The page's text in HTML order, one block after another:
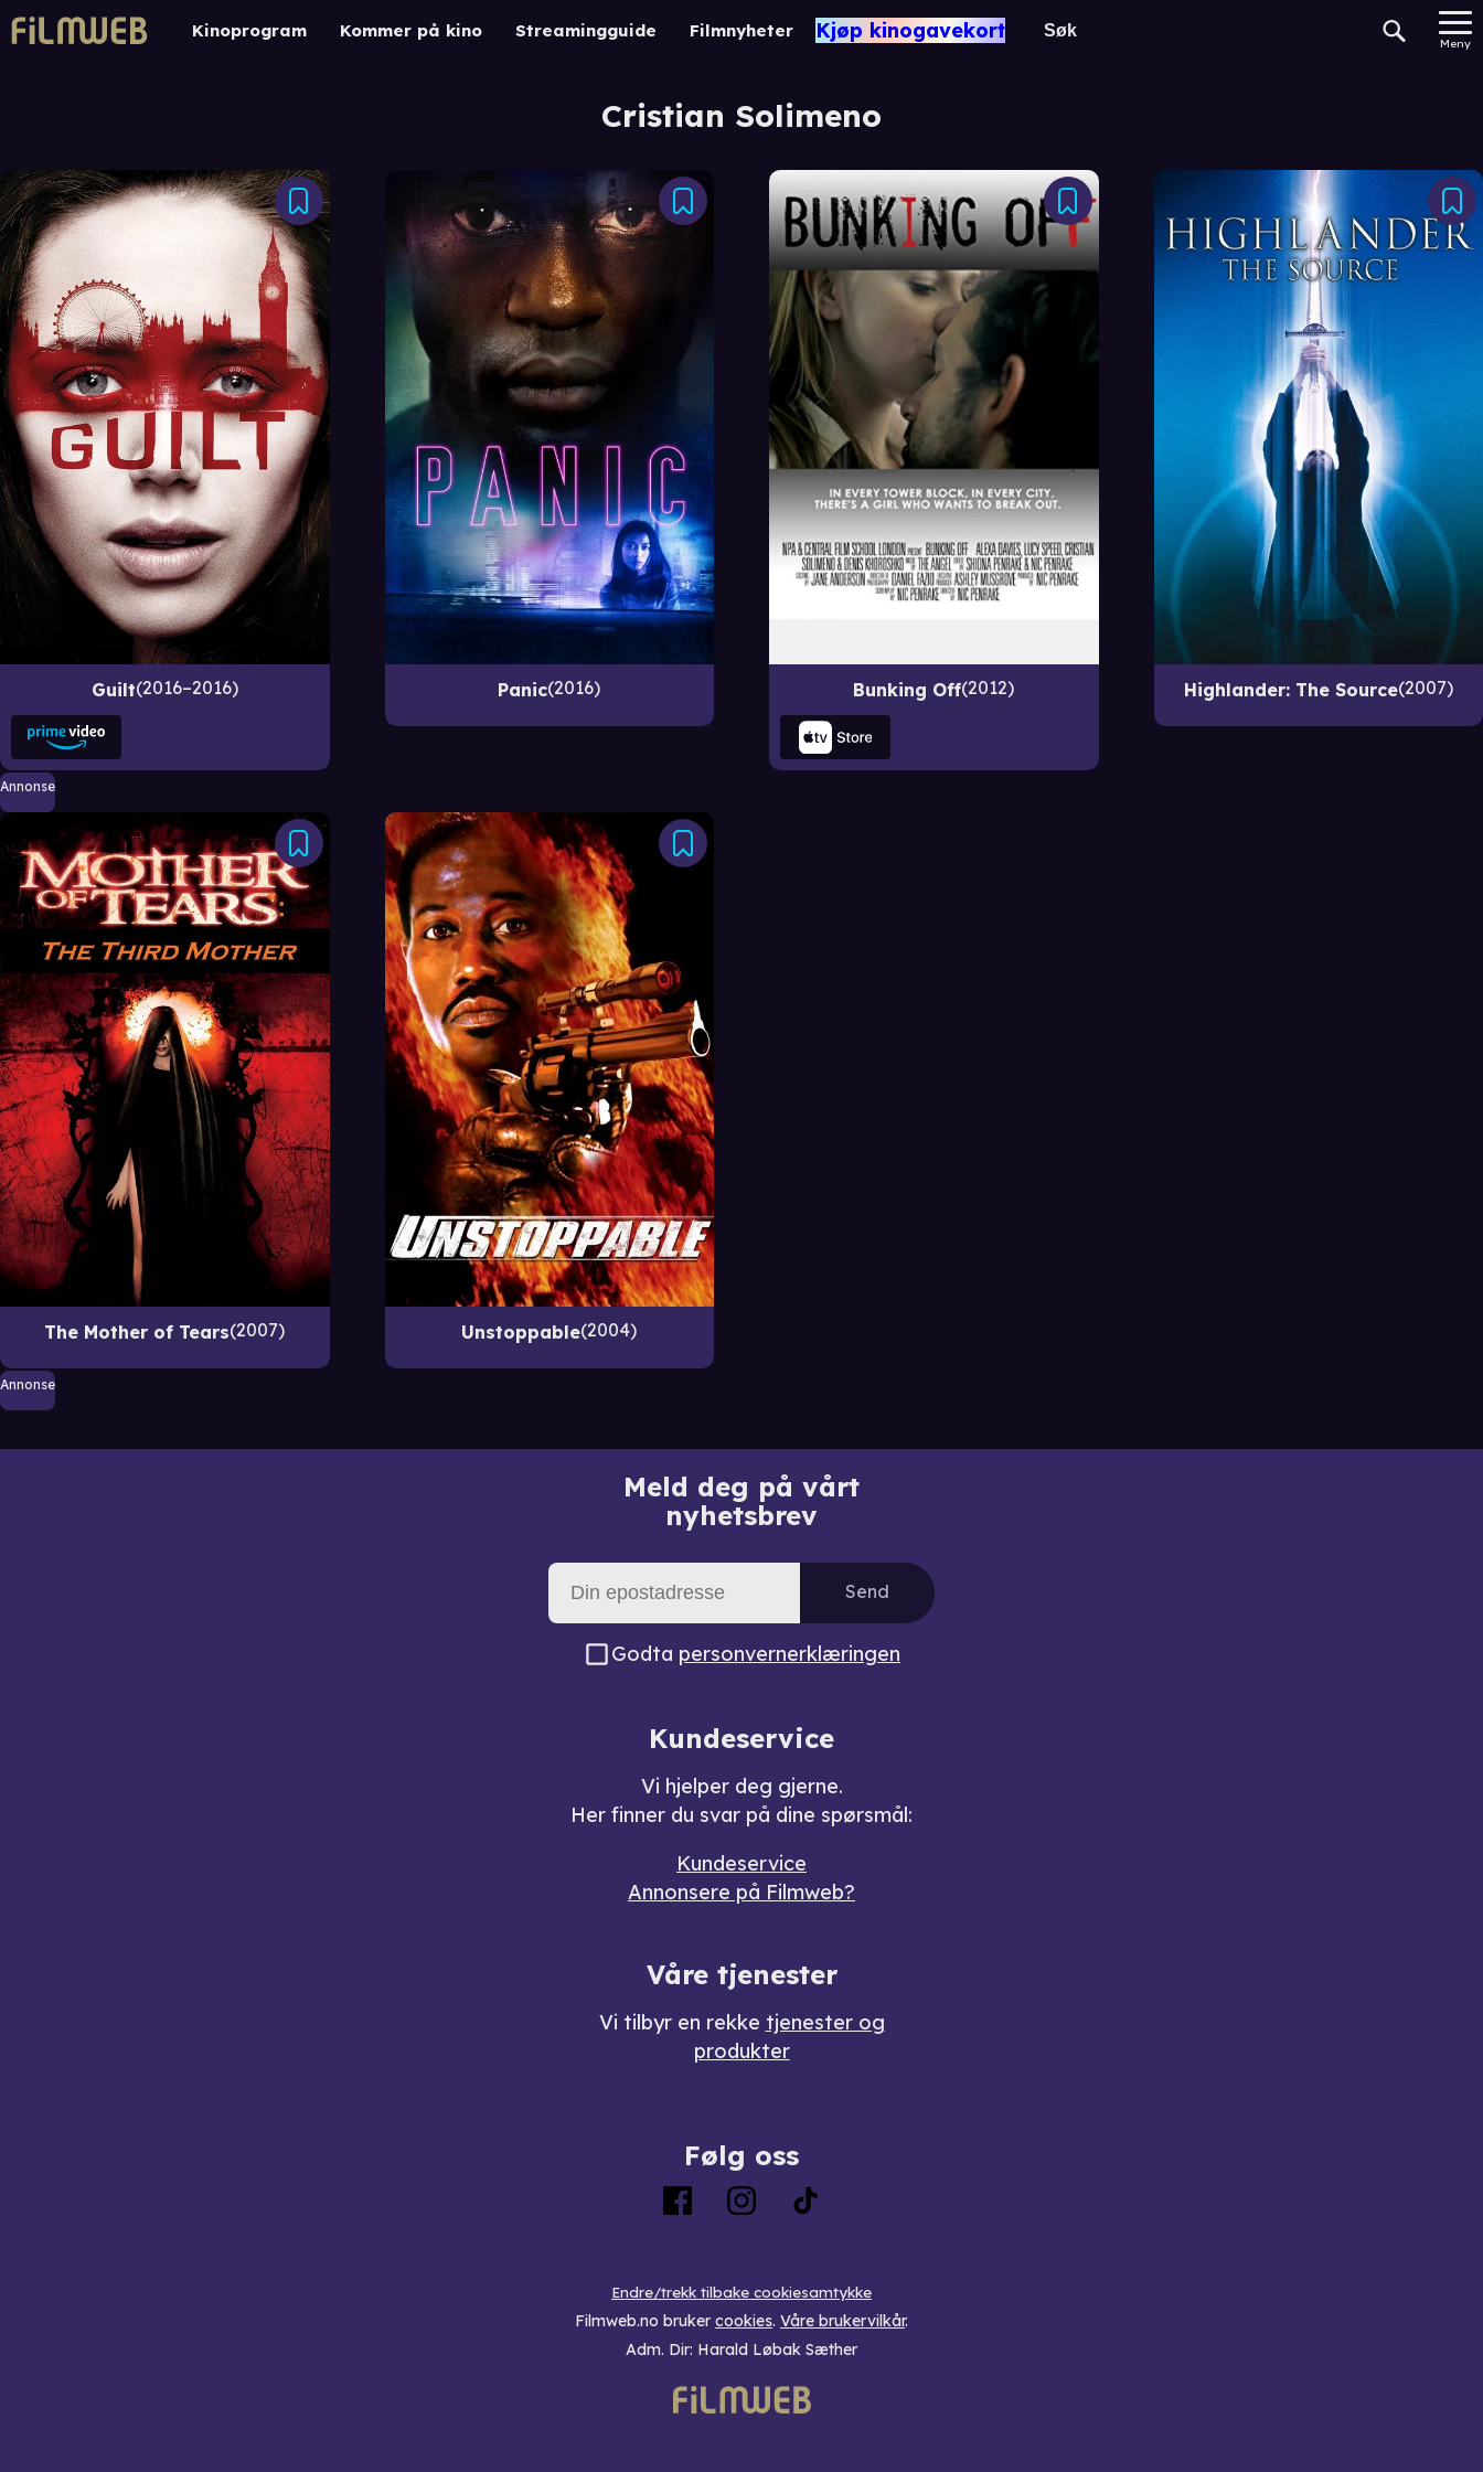
Kinoprogram Kommer på kino Streamingguide Filmnyheter Kjøp kinogavekort
Meny
Cristian Solimeno
Guilt 2016–2016 Panic 2016 Bunking Off 2012 Highlander: The Source 2007
Annonse
The Mother of Tears 2007 Unstoppable 2004
Annonse
Meld deg på vårt
nyhetsbrev
Send
Godta personvernerklæringen
Kundeservice
Vi hjelper deg gjerne.
Her finner du svar på dine spørsmål:
Kundeservice
Annonsere på Filmweb?
Våre tjenester
Vi tilbyr en rekke tjenester og
produkter
Følg oss
Endre/trekk tilbake cookiesamtykke
Filmweb.no bruker cookies. Våre brukervilkår.
Adm. Dir: Harald Løbak Sæther